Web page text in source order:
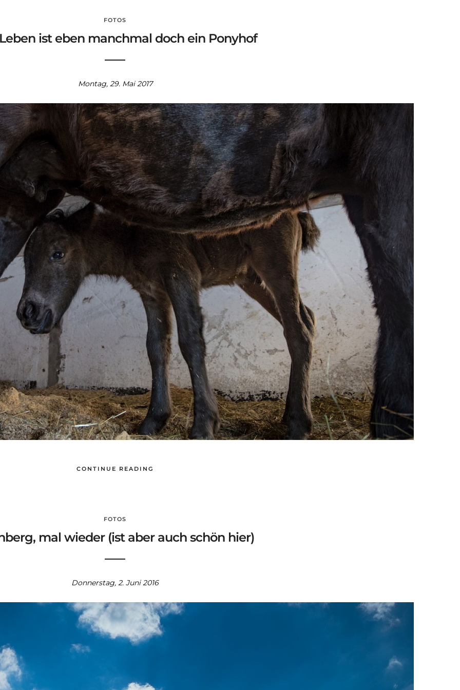
FOTOS
ist eben manchmal doch ein Ponyhof
Montag, 29. Mai 2017
CONTINUE READING
FOTOS
mal wieder (ist aber auch schön hier)
Donnerstag, 2. Juni 2016